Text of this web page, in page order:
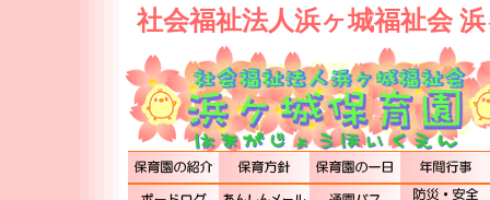
社会福祉法人浜ヶ城福祉会